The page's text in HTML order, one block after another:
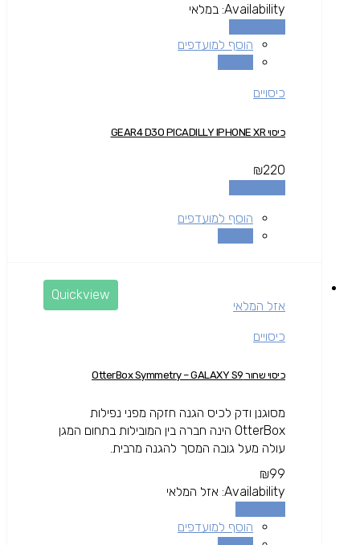
Availability: במלאי
הוסף למועדפים
כיסויים
כיסוי GEAR4 D3O PICADILLY IPHONE XR
₪220
הוסף למועדפים
Quickview
אזל המלאי
כיסויים
כיסוי שחור OtterBox Symmetry – GALAXY S9
מסוגנן ודק לכיס הגנה חזקה מפני נפילות
OtterBox הינה חברה בין המובילות בתחום המגן
עולה מעל גובה המסך להגנה מרבית.
₪99
Availability: אזל המלאי
הוסף למועדפים